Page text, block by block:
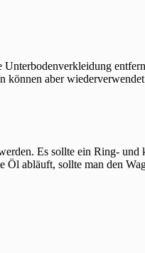
können aber
Es sollte ein Ring-
Öl abläuft, sollte man den